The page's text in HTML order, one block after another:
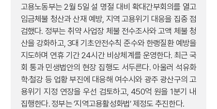
고용노동부는 2월 5일 설 명절 대비 확대간부회의를 열고
임금체불 청산과 산재 예방, 지역 고용위기 대응을 집중 점
검했다. 정부는 취약 사업장 체불 전수조사와 고액 체불 청
산을 강화하고, 3대 기초안전수칙 준수와 한랭질환 예방을
지도하며 연휴 기간 24시간 비상체계를 운영한다. 최근 국
회 통과 민생법안의 현장 집행도 서두른다. 아울러 석유화
학·철강 등 업황 부진에 대응해 여수시와 광주 광산구의 고
용위기 지정 연장을 우선 검토하고, 450억 원을 1분기 내
집행한다. 정부는 ‘지역고용활성화법’ 제정도 추진한다.